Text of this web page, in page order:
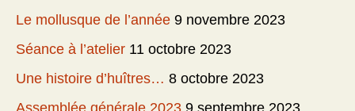
Le mollusque de l’année 9 novembre 2023
Séance à l’atelier 11 octobre 2023
Une histoire d’huîtres… 8 octobre 2023